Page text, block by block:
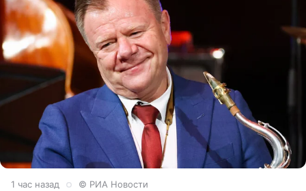
1 час назад © РИА Новости